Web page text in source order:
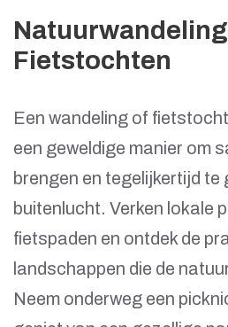
Fietstochten
Een wandeling of
een geweldige manier om
brengen en tegelijkertijd te
buitenlucht. Verken lokale
fietspaden en ontdek de
landschappen die de
Neem onderweg een